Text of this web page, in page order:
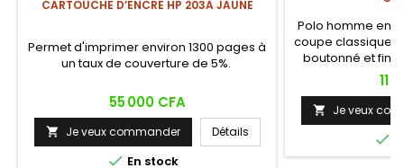
CARTOUCHE D’ENCRE HP 203A JAUNE
Permet d'imprimer environ 1300 pages à
un taux de couverture de 5%.
Prix
55 000 CFA
 Je veux commander Détails
 En stock
Polo homme en
coupe classique
boutonné et
plusieurs
bandes
casual ou
Prix
11
 Je veux
